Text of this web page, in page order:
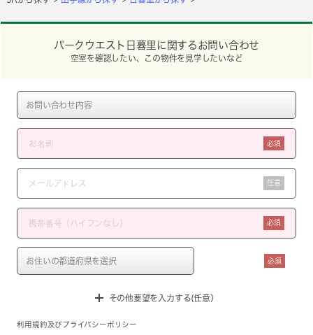
パークウエスト日暮里に関するお問い合わせ
空室を確認したい、この物件を見学したいなど
必須
任意
必須
必須
その他要望を入力する(任意）
利用規約 及び プライバシーポリシー